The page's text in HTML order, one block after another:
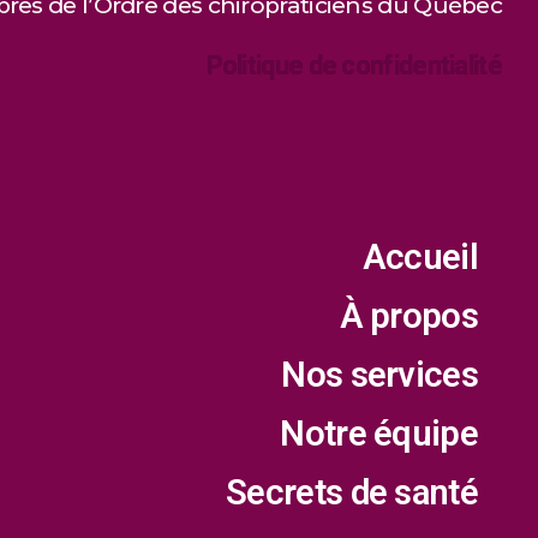
Politique de confidentialité
Accueil
À propos
Nos services
Notre équipe
Secrets de santé